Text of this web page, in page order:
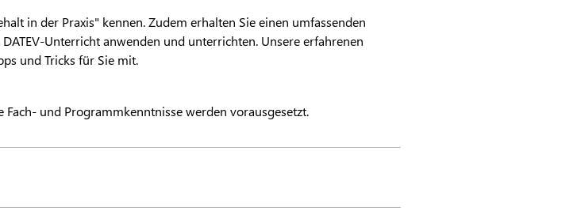
in der Praxis" kennen. Zudem erhalten Sie einen umfassenden
DATEV-Unterricht anwenden und unterrichten. Unsere erfahrenen
und Tricks für Sie mit.
und Programmkenntnisse werden vorausgesetzt.